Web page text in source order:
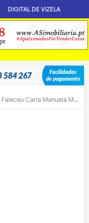
DIGITAL DE VIZELA
Faleceu Carla Manuela Miranda Araújo